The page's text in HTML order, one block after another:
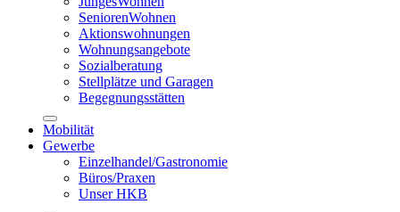
SeniorenWohnen
Aktionswohnungen
Wohnungsangebote
Sozialberatung
Stellplätze und Garagen
Begegnungsstätten
Mobilität
Gewerbe
Einzelhandel/Gastronomie
Büros/Praxen
Unser HKB